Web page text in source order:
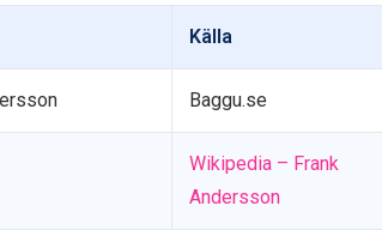
Källa
Baggu.se
Wikipedia – Frank
Andersson